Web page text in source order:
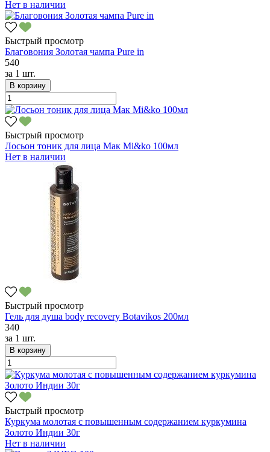
Нет в наличии
Быстрый просмотр
Благовония Золотая чампа Pure in
540
за 1 шт.
В корзину
Быстрый просмотр
Лосьон тоник для лица Мак Mi&ko 100мл
Нет в наличии
Быстрый просмотр
Гель для душа body recovery Botavikos 200мл
340
за 1 шт.
В корзину
Быстрый просмотр
Куркума молотая с повышенным содержанием куркумина
Золото Индии 30г
Нет в наличии